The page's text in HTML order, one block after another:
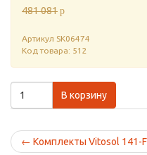
481 081 p
Артикул SK06474
Код товара: 512
В корзину
← Комплекты Vitosol 141-